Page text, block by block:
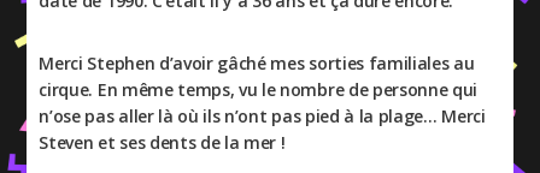
Merci Stephen d’avoir gâché mes sorties familiales au
cirque. En même temps, vu le nombre de personne qui
n’ose pas aller là où ils n’ont pas pied à la plage… Merci
Steven et ses dents de la mer !